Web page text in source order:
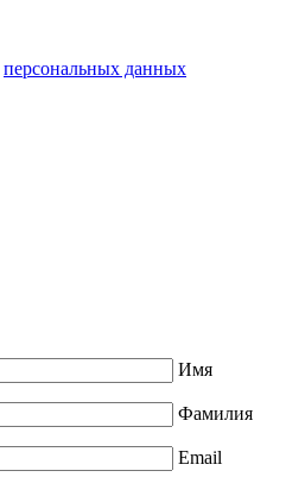
персональных данных
Имя
Фамилия
Email